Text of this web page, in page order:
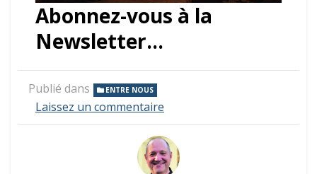
Abonnez-vous à la
Newsletter…
Publié dans ENTRE NOUS
Laissez un commentaire
murmure
du
son